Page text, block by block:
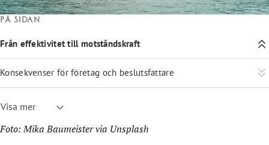
Foto: Mika Baumeister via Unsplash
På sidan
Från effektivitet till motståndskraft
Konsekvenser för företag och beslutsfattare
Visa mer